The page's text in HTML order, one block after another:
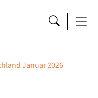
Januar 2026